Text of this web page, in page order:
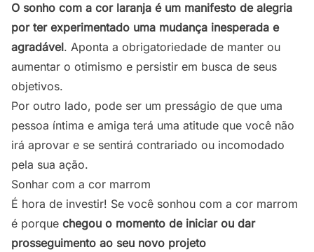
O sonho com a cor laranja é um manifesto de alegria
por ter experimentado uma mudança inesperada e
agradável. Aponta a obrigatoriedade de manter ou
aumentar o otimismo e persistir em busca de seus
objetivos.
Por outro lado, pode ser um presságio de que uma
pessoa íntima e amiga terá uma atitude que você não
irá aprovar e se sentirá contrariado ou incomodado
pela sua ação.
Sonhar com a cor marrom
É hora de investir! Se você sonhou com a cor marrom
é porque chegou o momento de iniciar ou dar
prosseguimento ao seu novo projeto